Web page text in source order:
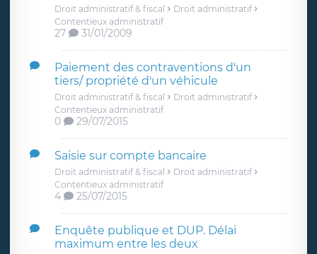
Droit administratif & fiscal
Droit administratif
Contentieux administratif
27 31/01/2009
Paiement des contraventions d'un
tiers/ propriété d'un véhicule
Droit administratif & fiscal
Droit administratif
Contentieux administratif
0 29/07/2015
Saisie sur compte bancaire
Droit administratif & fiscal
Droit administratif
Contentieux administratif
4 25/07/2015
Enquête publique et DUP. Délai
maximum entre les deux